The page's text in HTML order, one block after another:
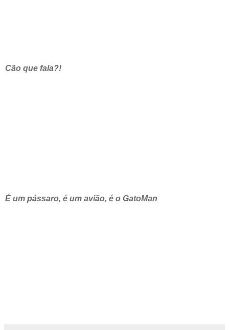
Cão que fala?!
É um pássaro, é um avião, é o GatoMan